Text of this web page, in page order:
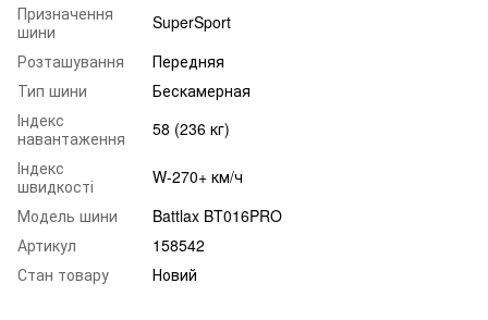
Призначення
шини
SuperSport
Розташування
Передняя
Тип шини
Бескамерная
Індекс
навантаження
58 (236 кг)
Індекс
швидкості
W-270+ км/ч
Модель шини
Battlax BT016PRO
Артикул
158542
Стан товару
Новий